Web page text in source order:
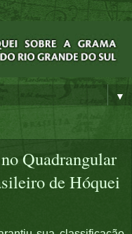
▼
Quadrangular
de Hóquei